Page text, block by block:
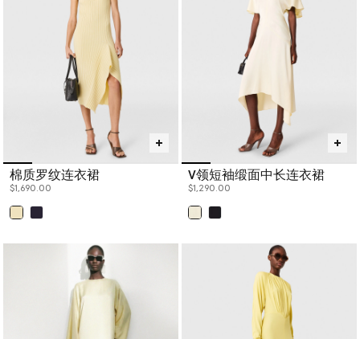
棉质罗纹连衣裙
$1,690.00
V领短袖缎面中长连衣裙
$1,290.00